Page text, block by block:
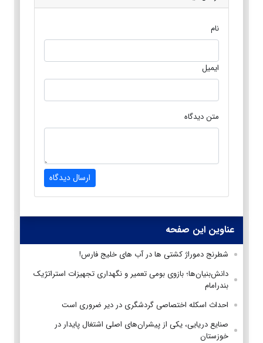
نام
ایمیل
متن دیدگاه
ارسال دیدگاه
عناوین این صفحه
شطرنج دموراژ کشتی ها در آب های خلیج فارس!
دانش‌بنیان‌ها؛ بازوی بومی تعمیر و نگهداری تجهیزات استراتژیک
بندرامام
احداث اسکله اختصاصی گردشگری در دیر ضروری است
صنایع دریایی، یکی از پیشران‌های اصلی اشتغال پایدار در
خوزستان